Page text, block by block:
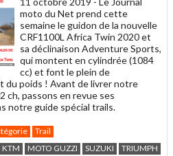
moto du Net prend cette
semaine le guidon de la nouvelle
CRF1100L Africa Twin 2020 et
sa déclinaison Adventure Sports,
qui montent en cylindrée (1084
cc) et font le plein de
poids ! Avant de livrer notre
ch, passons en revue ses
notre guide spécial trails.
Trail
KTM MOTO GUZZI SUZUKI TRIUMPH